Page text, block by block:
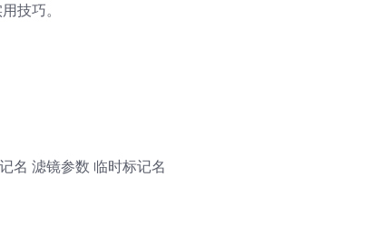
技巧。
名 滤镜参数 临时标记名